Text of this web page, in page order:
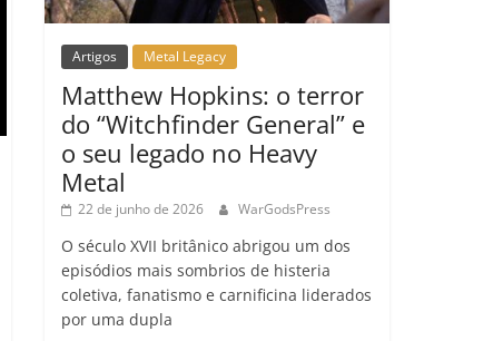
Artigos Metal Legacy
Matthew Hopkins: o terror
do “Witchfinder General” e
o seu legado no Heavy
Metal
22 de junho de 2026 WarGodsPress
O século XVII britânico abrigou um dos
episódios mais sombrios de histeria
coletiva, fanatismo e carnificina liderados
por uma dupla